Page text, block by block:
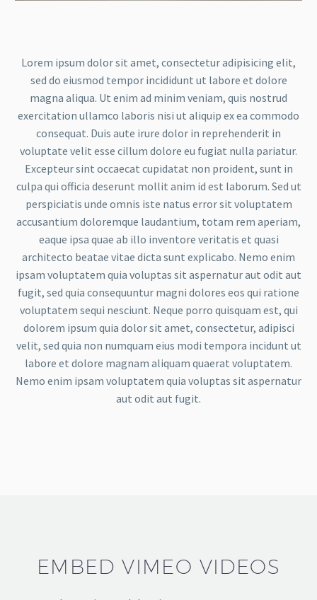
Lorem ipsum dolor sit amet, consectetur adipisicing elit,
sed do eiusmod tempor incididunt ut labore et dolore
magna aliqua. Ut enim ad minim veniam, quis nostrud
exercitation ullamco laboris nisi ut aliquip ex ea commodo
consequat. Duis aute irure dolor in reprehenderit in
voluptate velit esse cillum dolore eu fugiat nulla pariatur.
Excepteur sint occaecat cupidatat non proident, sunt in
culpa qui officia deserunt mollit anim id est laborum. Sed ut
perspiciatis unde omnis iste natus error sit voluptatem
accusantium doloremque laudantium, totam rem aperiam,
eaque ipsa quae ab illo inventore veritatis et quasi
architecto beatae vitae dicta sunt explicabo. Nemo enim
ipsam voluptatem quia voluptas sit aspernatur aut odit aut
fugit, sed quia consequuntur magni dolores eos qui ratione
voluptatem sequi nesciunt. Neque porro quisquam est, qui
dolorem ipsum quia dolor sit amet, consectetur, adipisci
velit, sed quia non numquam eius modi tempora incidunt ut
labore et dolore magnam aliquam quaerat voluptatem.
Nemo enim ipsam voluptatem quia voluptas sit aspernatur
aut odit aut fugit.
EMBED VIMEO VIDEOS